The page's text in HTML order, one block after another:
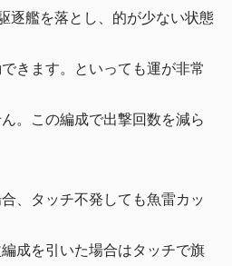
逐艦を落とし、的が少ない状態
きます。といっても運が非常
。この編成で出撃回数を減ら
、タッチ不発しても魚雷カッ
成を引いた場合はタッチで旗